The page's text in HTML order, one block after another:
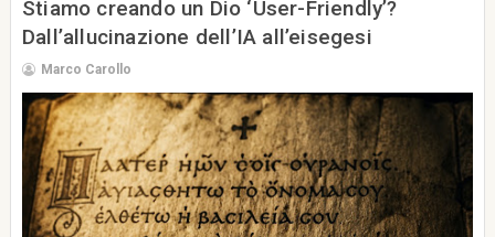
Stiamo creando un Dio ‘User-Friendly’?
Dall’allucinazione dell’IA all’eisegesi
Marco Carollo